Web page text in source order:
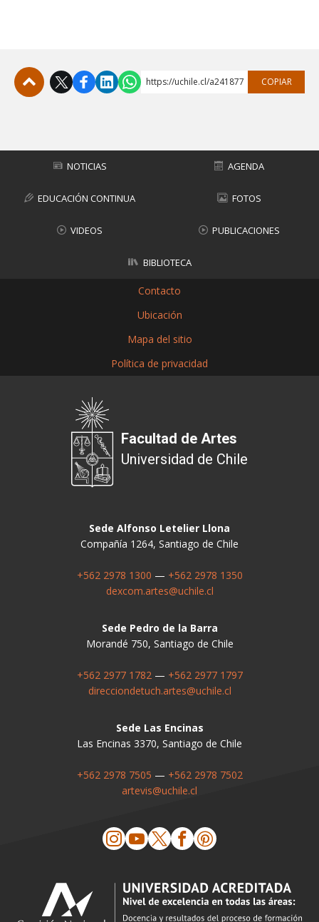
https://uchile.cl/a241877 COPIAR
NOTICIAS AGENDA
EDUCACIÓN CONTINUA FOTOS
VIDEOS PUBLICACIONES
BIBLIOTECA
Contacto
Ubicación
Mapa del sitio
Política de privacidad
Facultad de Artes
Universidad de Chile
Sede Alfonso Letelier Llona
Compañía 1264, Santiago de Chile
+562 2978 1300 — +562 2978 1350
dexcom.artes@uchile.cl
Sede Pedro de la Barra
Morandé 750, Santiago de Chile
+562 2977 1782 — +562 2977 1797
direcciondetuch.artes@uchile.cl
Sede Las Encinas
Las Encinas 3370, Santiago de Chile
+562 2978 7505 — +562 2978 7502
artevis@uchile.cl